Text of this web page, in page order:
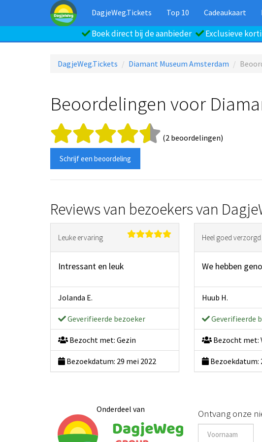
DagjeWeg.Tickets Top 10 Cadeaukaart
Boek direct bij de aanbieder Exclusieve
DagjeWeg.Tickets Diamant Museum Amsterdam
Beoordelingen voor
(2 beoordelingen)
Schrijf een beoordeling
Reviews van bezoekers van
Leuke ervaring
Intressant en leuk
Jolanda E.
Geverifieerde bezoeker
Bezocht met: Gezin
Bezoekdatum: 29 mei 2022
Heel goed verzorgd
We hebben
Huub H.
Geverifieerde
Bezocht met:
Bezoekdatum:
Onderdeel van Ontvang onze